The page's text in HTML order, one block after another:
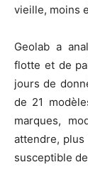
vieille, moins
Geolab a
flotte et de
jours de
de 21
marques,
attendre,
susceptible